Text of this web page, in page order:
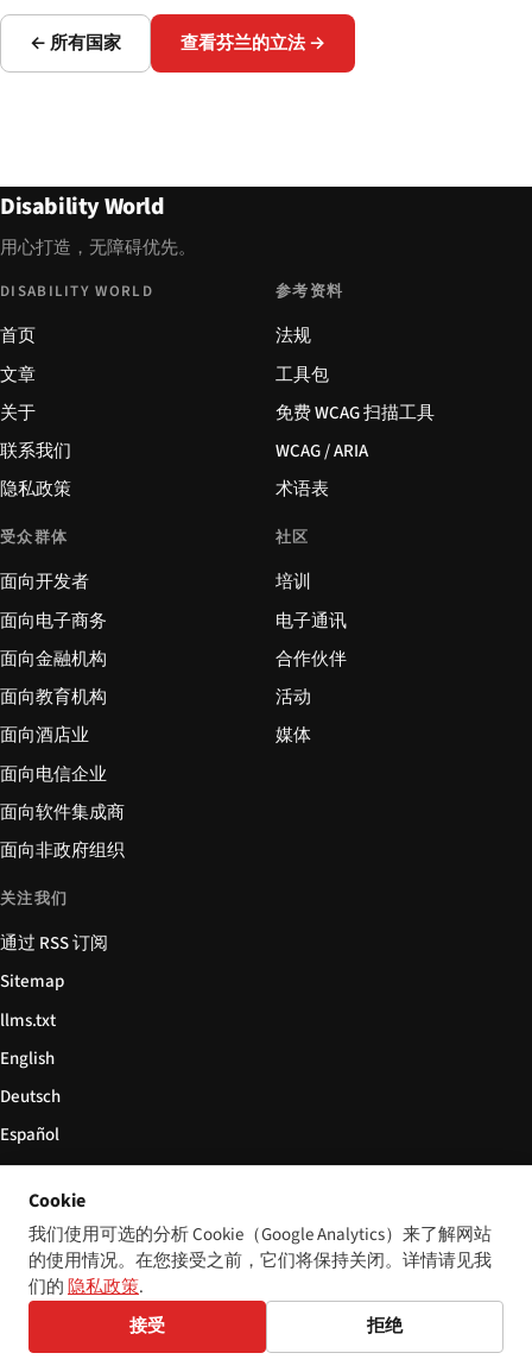
← 所有国家 查看芬兰的立法 →
Disability World
用心打造，无障碍优先。
DISABILITY WORLD
首页
文章
关于
联系我们
隐私政策
参考资料
法规
工具包
免费 WCAG 扫描工具
WCAG / ARIA
术语表
受众群体
面向开发者
面向电子商务
面向金融机构
面向教育机构
面向酒店业
面向电信企业
面向软件集成商
面向非政府组织
社区
培训
电子通讯
合作伙伴
活动
媒体
关注我们
通过 RSS 订阅
Sitemap
llms.txt
English
Deutsch
Español
Italiano
Български
简体中文
© 2026 Disability World. 版权所有。 Cookie 设置
Cookie
我们使用可选的分析 Cookie（Google Analytics）来了解网站
的使用情况。在您接受之前，它们将保持关闭。详情请见我
们的隐私政策.
接受
拒绝